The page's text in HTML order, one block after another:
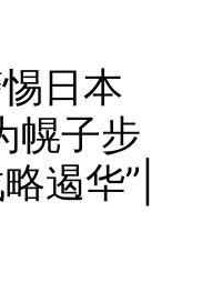
日本
幌子步
遏华”|